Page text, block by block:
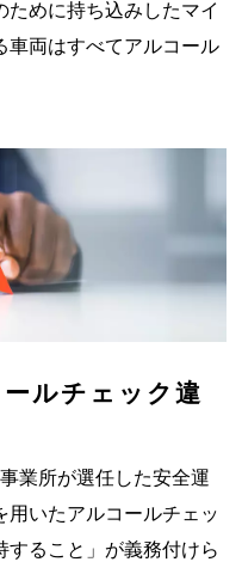
めに持ち込みしたマイ
車両はすべてアルコール
ルチェック違
業所が選任した安全運
用いたアルコールチェッ
すること」が義務付けら